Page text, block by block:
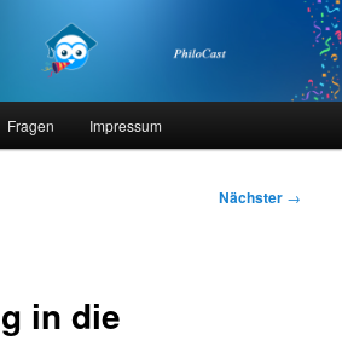
Fragen Impressum
Nächster →
in die